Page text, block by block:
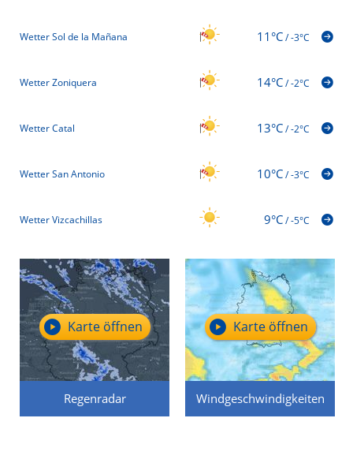
Wetter Sol de la Mañana 11°C/-3°C
Wetter Zoniquera 14°C/-2°C
Wetter Catal 13°C/-2°C
Wetter San Antonio 10°C/-3°C
Wetter Vizcachillas 9°C/-5°C
Regenradar
Karte öffnen
Windgeschwindigkeiten
Karte öffnen